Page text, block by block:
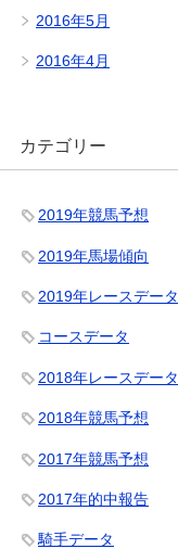
2016年5月
2016年4月
カテゴリー
2019年競馬予想
2019年馬場傾向
2019年レースデータ
コースデータ
2018年レースデータ
2018年競馬予想
2017年競馬予想
2017年的中報告
騎手データ